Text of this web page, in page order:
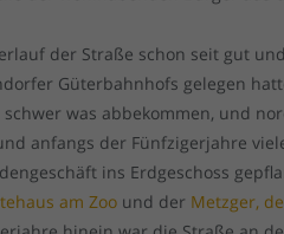
der Straße schon seit gut
Güterbahnhofs gelegen
schwer was abbekommen, und
anfangs der Fünfzigerjahre
ins Erdgeschoss
am Zoo und der Metzger,